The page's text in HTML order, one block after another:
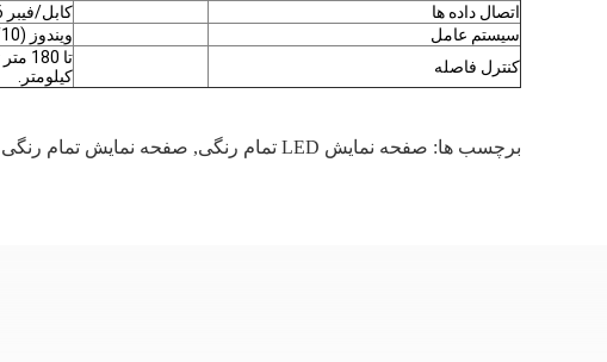
اتصال داده ها
کابل/فیبر CAT6
سیستم عامل
ویندوز (XP/Vista/7/8/10)
کنترل فاصله
کیلومتر.
برچسب ها: صفحه نمایش LED تمام رنگی , صفحه نمایش تمام رنگی LED